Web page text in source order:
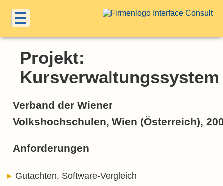
Projekt:
Kursverwaltungssystem
Verband der Wiener
Volkshochschulen, Wien (Österreich),
Anforderungen
Gutachten, Software-Vergleich